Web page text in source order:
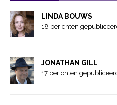
LINDA BOUWS
18 berichten
JONATHAN GILL
17 berichten